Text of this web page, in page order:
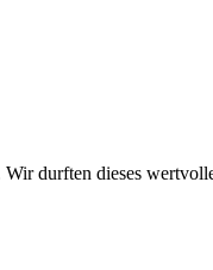
durften dieses